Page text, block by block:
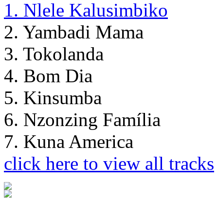
1. Nlele Kalusimbiko
2. Yambadi Mama
3. Tokolanda
4. Bom Dia
5. Kinsumba
6. Nzonzing Família
7. Kuna America
click here to view all tracks